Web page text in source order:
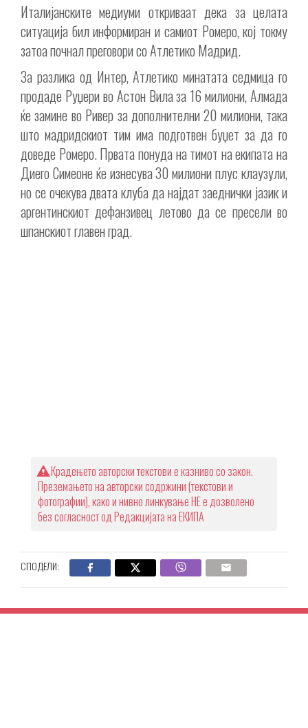
Италијанските медиуми откриваат дека за целата
ситуација бил информиран и самиот Ромеро, кој токму
затоа почнал преговори со Атлетико Мадрид.
За разлика од Интер, Атлетико минатата седмица го
продаде Руџери во Астон Вила за 16 милиони, Алмада
ќе замине во Ривер за дополнителни 20 милиони, така
што мадридскиот тим има подготвен буџет за да го
доведе Ромеро. Првата понуда на тимот на екипата на
Диего Симеоне ќе изнесува 30 милиони плус клаузули,
но се очекува двата клуба да најдат заеднички јазик и
аргентинскиот дефанзивец летово да се пресели во
шпанскиот главен град.
Крадењето авторски текстови е казниво со закон.
Преземањето на авторски содржини (текстови и
фотографии), како и нивно линкување НЕ е дозволено
без согласност од Редакцијата на ЕКИПА
СПОДЕЛИ: